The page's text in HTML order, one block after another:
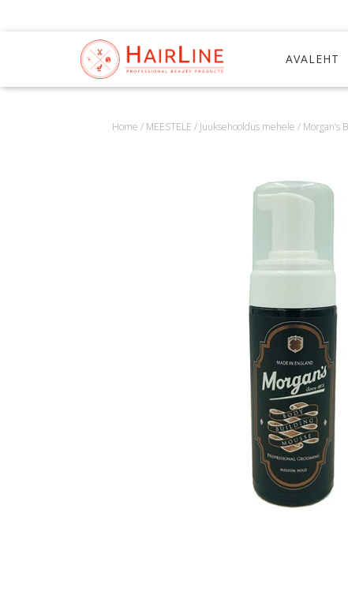
AVALEHT
Home / MEESTELE / Juuksehooldus mehele / Morgan’s